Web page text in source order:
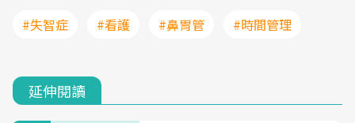
#失智症 #看護 #鼻胃管 #時間管理
延伸閱讀